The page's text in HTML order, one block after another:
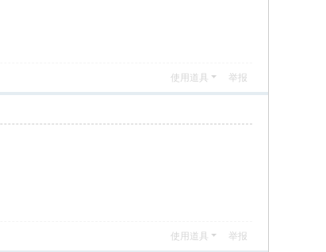
使用道具 举报
使用道具 举报